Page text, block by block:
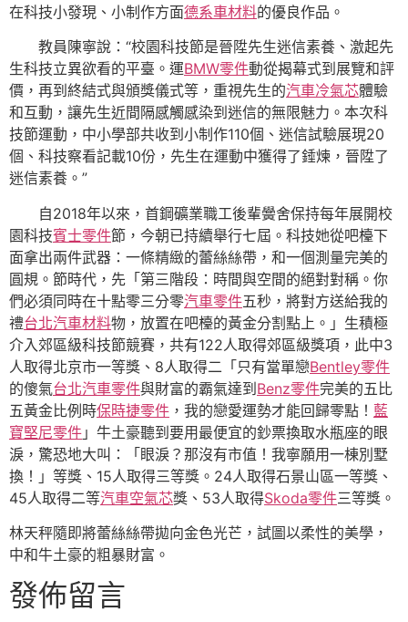
在科技小發現、小制作方面德系車材料的優良作品。
教員陳寧說：“校園科技節是晉陞先生迷信素養、激起先
生科技立異欲看的平臺。運BMW零件動從揭幕式到展覽和評
價，再到終結式與頒獎儀式等，重視先生的汽車冷氣芯體驗
和互動，讓先生近間隔感觸感染到迷信的無限魅力。本次科
技節運動，中小學部共收到小制作110個、迷信試驗展現20
個、科技察看記載10份，先生在運動中獲得了錘煉，晉陞了
迷信素養。”
自2018年以來，首鋼礦業職工後輩黌舍保持每年展開校
園科技賓士零件節，今朝已持續舉行七屆。科技她從吧檯下
面拿出兩件武器：一條精緻的蕾絲絲帶，和一個測量完美的
圓規。節時代，先「第三階段：時間與空間的絕對對稱。你
們必須同時在十點零三分零汽車零件五秒，將對方送給我的
禮台北汽車材料物，放置在吧檯的黃金分割點上。」生積極
介入郊區級科技節競賽，共有122人取得郊區級獎項，此中3
人取得北京市一等獎、8人取得二「只有當單戀Bentley零件
的傻氣台北汽車零件與財富的霸氣達到Benz零件完美的五比
五黃金比例時保時捷零件 ，我的戀愛運勢才能回歸零點！ 藍
寶堅尼零件 」牛土豪聽到要用最便宜的鈔票換取水瓶座的眼
淚，驚恐地大叫：「眼淚？那沒有市值！我寧願用一棟別墅
換！」等獎、15人取得三等獎。24人取得石景山區一等獎、
45人取得二等汽車空氣芯獎、53人取得Skoda零件三等獎。
林天秤隨即將蕾絲絲帶拋向金色光芒，試圖以柔性的美學，
中和牛土豪的粗暴財富。
發佈留言